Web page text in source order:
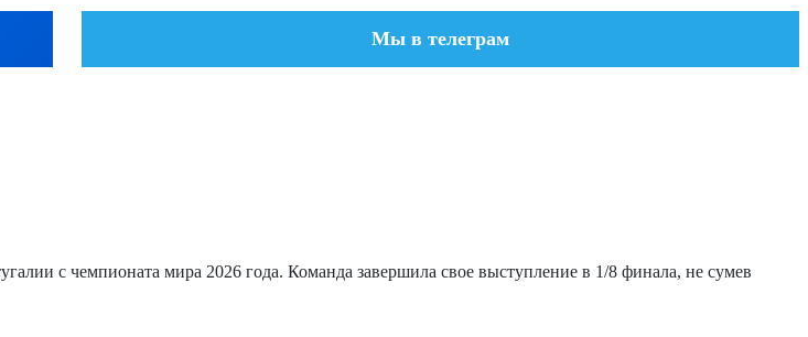
Мы в телеграм
с чемпионата мира 2026 года. Команда завершила свое выступление в 1/8 финала, не сумев